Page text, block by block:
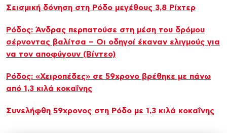
Σεισμική δόνηση στη Ρόδο μεγέθους 3,8 Ρίχτερ
Ρόδος: Άνδρας περπατούσε στη μέση του δρόμου
σέρνοντας βαλίτσα – Οι οδηγοί έκαναν ελιγμούς για
να τον αποφύγουν (Βίντεο)
Ρόδος: «Χειροπέδες» σε 59χρονο βρέθηκε με πάνω
από 1,3 κιλά κοκαΐνης
Συνελήφθη 59χρονος στη Ρόδο με 1,3 κιλά κοκαΐνης